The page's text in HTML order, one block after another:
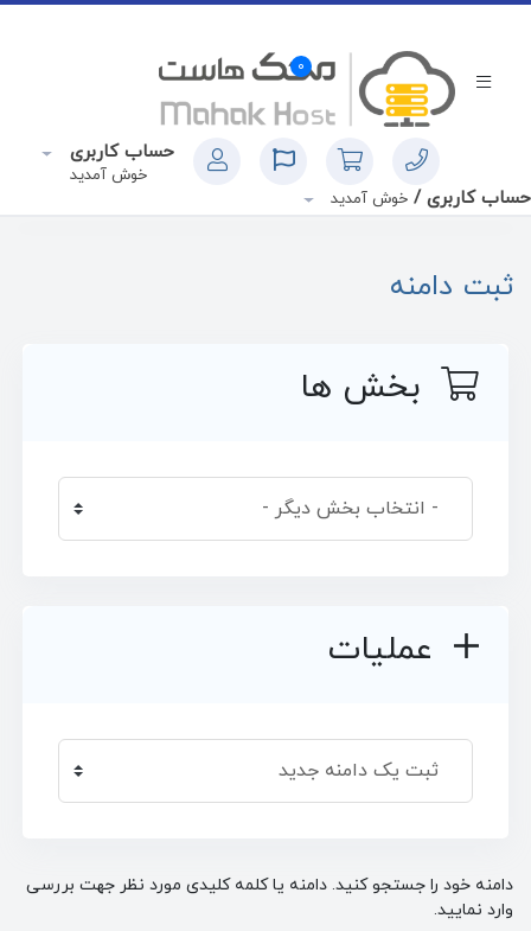
0
حساب کاربری
خوش آمدید
حساب کاربری / خوش آمدید
ثبت دامنه
بخش ها
عملیات
دامنه خود را جستجو کنید. دامنه یا کلمه کلیدی مورد نظر جهت بررسی
وارد نمایید.